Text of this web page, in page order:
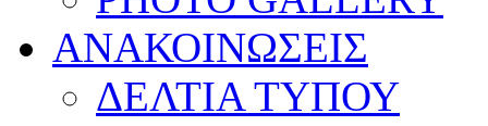
ΑΝΑΚΟΙΝΩΣΕΙΣ
ΔΕΛΤΙΑ ΤΥΠΟΥ